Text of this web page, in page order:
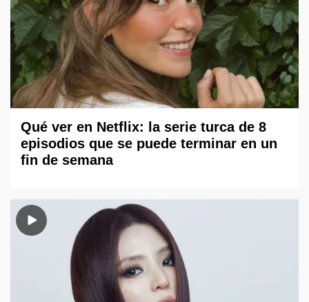
Qué ver en Netflix: la serie turca de 8
episodios que se puede terminar en un
fin de semana